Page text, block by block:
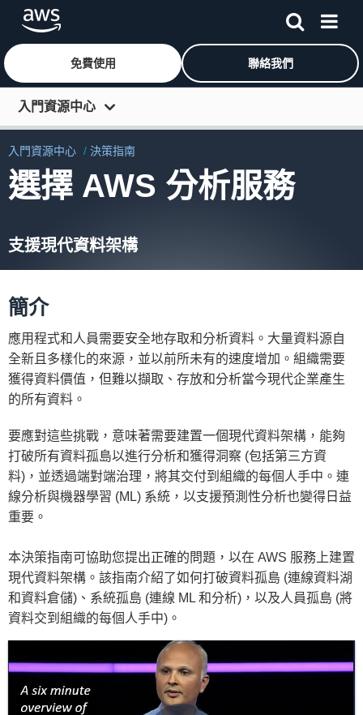
跳至主要內容
免費使用 聯絡我們
入門資源中心
了解
連線
開發人員工具
更多資源
依角色探索
入門資源中心 決策指南
選擇 AWS 分析服務
支援現代資料架構
簡介
應用程式和人員需要安全地存取和分析資料。大量資料源自
全新且多樣化的來源，並以前所未有的速度增加。組織需要
獲得資料價值，但難以擷取、存放和分析當今現代企業產生
的所有資料。
要應對這些挑戰，意味著需要建置一個現代資料架構，能夠
打破所有資料孤島以進行分析和獲得洞察 (包括第三方資
料)，並透過端對端治理，將其交付到組織的每個人手中。連
線分析與機器學習 (ML) 系統，以支援預測性分析也變得日益
重要。
本決策指南可協助您提出正確的問題，以在 AWS 服務上建置
現代資料架構。該指南介紹了如何打破資料孤島 (連線資料湖
和資料倉儲)、系統孤島 (連線 ML 和分析)，以及人員孤島 (將
資料交到組織的每個人手中)。